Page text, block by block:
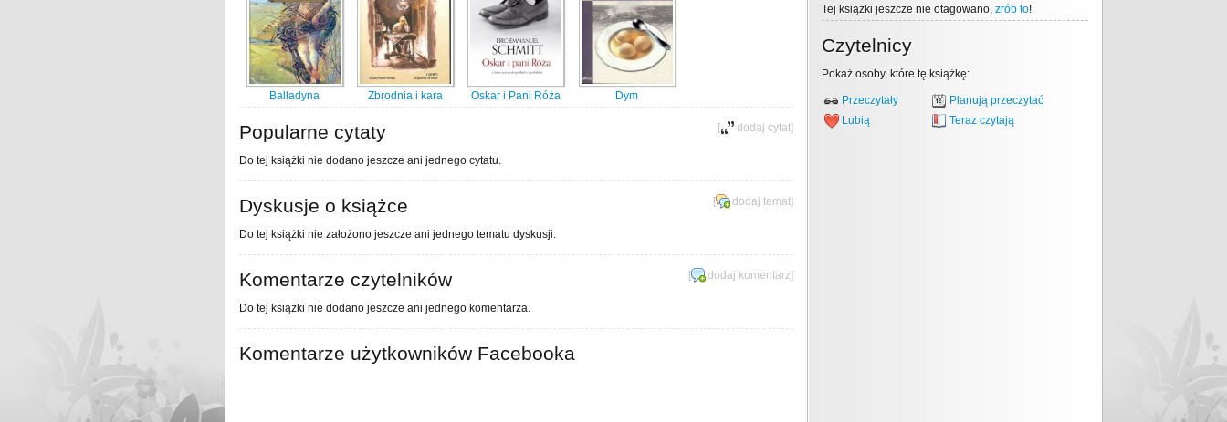
Balladyna Zbrodnia i kara Oskar i Pani Róża Dym
[ dodaj cytat]
Popularne cytaty
Do tej książki nie dodano jeszcze ani jednego cytatu.
[ dodaj temat]
Dyskusje o książce
Do tej książki nie założono jeszcze ani jednego tematu dyskusji.
[ dodaj komentarz]
Komentarze czytelników
Do tej książki nie dodano jeszcze ani jednego komentarza.
Komentarze użytkowników Facebooka
Tej książki jeszcze nie otagowano, zrób to!
Czytelnicy
Pokaż osoby, które tę książkę:
Przeczytały
Planują przeczytać
Lubią
Teraz czytają